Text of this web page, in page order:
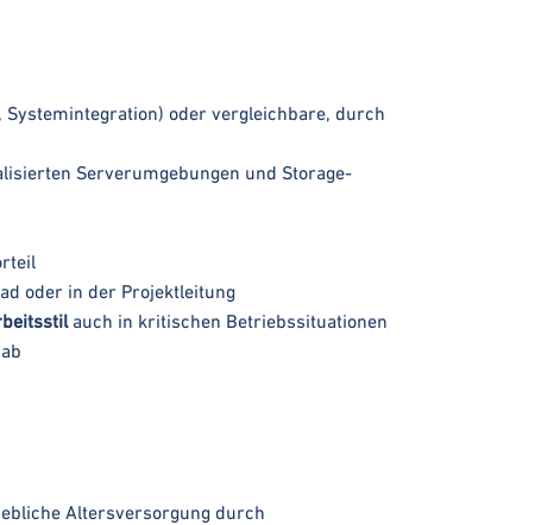
oder vergleichbare, durch
Serverumgebungen und Storage-
oder in der Projektleitung
auch in kritischen Betriebssituationen
Altersversorgung durch